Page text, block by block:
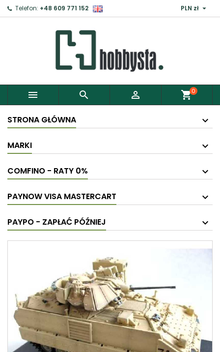
Telefon: +48 609 771 152 PLN zł 
   shopping_cart0
STRONA GŁÓWNA
MARKI
COMFINO - RATY 0%
PAYNOW VISA MASTERCART
PAYPO - ZAPŁAĆ PÓŹNIEJ